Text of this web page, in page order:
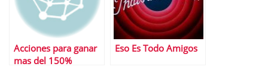
Acciones para ganar
mas del 150%
Eso Es Todo Amigos